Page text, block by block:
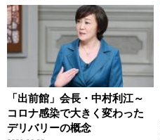
「出前館」会長・中村利江～
コロナ感染で大きく変わった
デリバリーの概念